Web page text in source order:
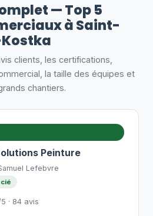
— Top 5
à Saint-
clients, les certifications,
la taille des équipes et
chantiers.
Peinture
Lefebvre
· 84 avis